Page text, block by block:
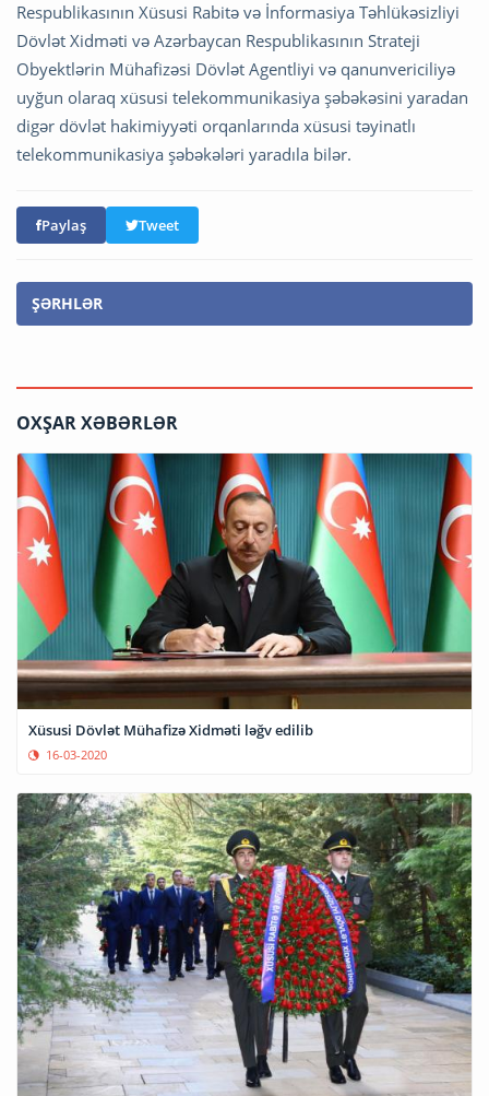
Respublikasının Xüsusi Rabitə və İnformasiya Təhlükəsizliyi
Dövlət Xidməti və Azərbaycan Respublikasının Strateji
Obyektlərin Mühafizəsi Dövlət Agentliyi və qanunvericiliyə
uyğun olaraq xüsusi telekommunikasiya şəbəkəsini yaradan
digər dövlət hakimiyyəti orqanlarında xüsusi təyinatlı
telekommunikasiya şəbəkələri yaradıla bilər.
Paylaş Tweet
ŞƏRHLƏR
OXŞAR XƏBƏRLƏR
Xüsusi Dövlət Mühafizə Xidməti ləğv edilib
16-03-2020